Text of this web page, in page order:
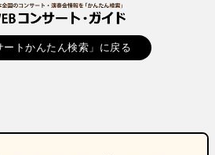
トかんたん検索」に戻る